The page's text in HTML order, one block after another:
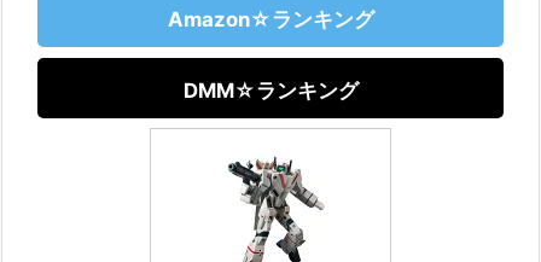
Amazon☆ランキング
DMM☆ランキング